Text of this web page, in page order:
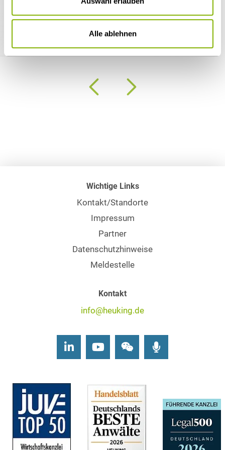
Alle ablehnen
22.06.2026
Preisprüfung bei Unterkostenangeboten
Wichtige Links
Kontakt/Standorte
Impressum
Partner
Datenschutzhinweise
Meldestelle
Kontakt
info@heuking.de
LinkedInYoutubeWechat